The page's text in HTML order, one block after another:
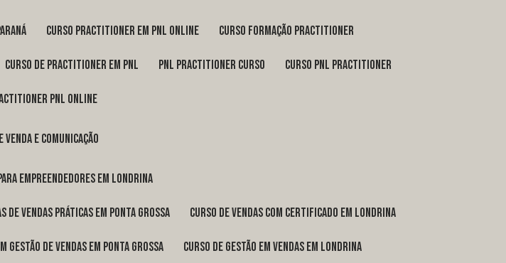
curso practitioner em pnl online curso formação practitioner
curso de practitioner em pnl pnl practitioner curso curso pnl practitioner
pnl online
venda e comunicação
empreendedores em Londrina
de vendas práticas em Ponta Grossa curso de vendas com certificado em Londrina
gestão de vendas em Ponta Grossa curso de gestão em vendas em Londrina